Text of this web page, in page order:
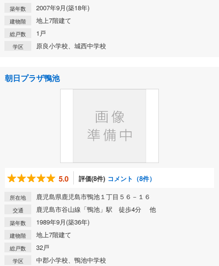
築年数 2007年9月(築18年)
建物階 地上7階建て
総戸数 1戸
学区 原良小学校、城西中学校
朝日プラザ鴨池
5.0 評価(8件) コメント（8件）
所在地 鹿児島県鹿児島市鴨池１丁目５６－１６
交通 鹿児島市谷山線「鴨池」駅 徒歩4分 他
築年数 1989年9月(築36年)
建物階 地上7階建て
総戸数 32戸
学区 中郡小学校、鴨池中学校